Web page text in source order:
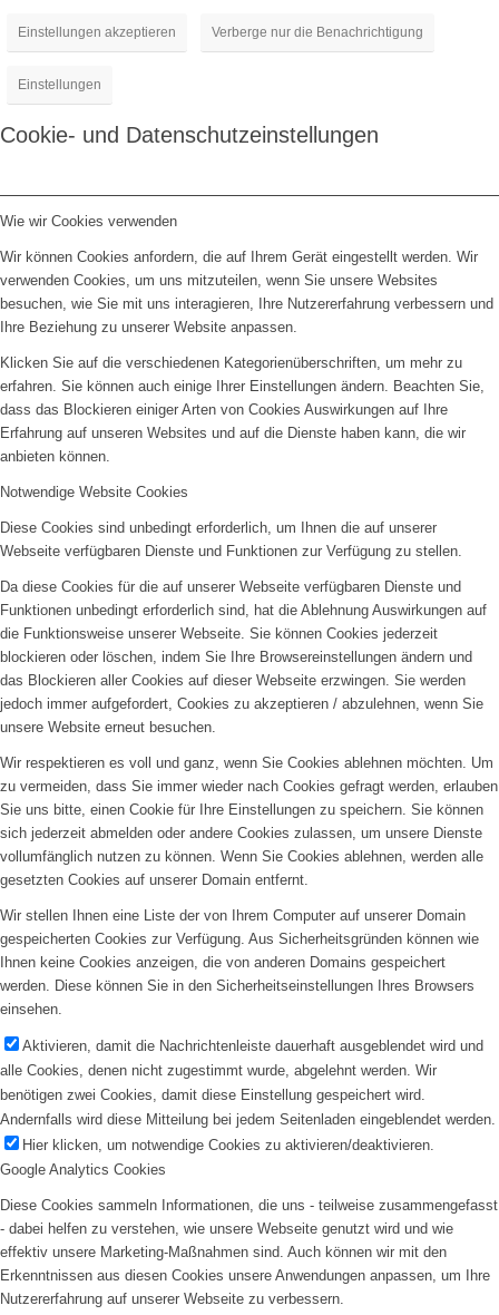
Einstellungen akzeptieren Verberge nur die Benachrichtigung
Einstellungen
Cookie- und Datenschutzeinstellungen
Wie wir Cookies verwenden
Wir können Cookies anfordern, die auf Ihrem Gerät eingestellt werden. Wir
verwenden Cookies, um uns mitzuteilen, wenn Sie unsere Websites
besuchen, wie Sie mit uns interagieren, Ihre Nutzererfahrung verbessern und
Ihre Beziehung zu unserer Website anpassen.
Klicken Sie auf die verschiedenen Kategorienüberschriften, um mehr zu
erfahren. Sie können auch einige Ihrer Einstellungen ändern. Beachten Sie,
dass das Blockieren einiger Arten von Cookies Auswirkungen auf Ihre
Erfahrung auf unseren Websites und auf die Dienste haben kann, die wir
anbieten können.
Notwendige Website Cookies
Diese Cookies sind unbedingt erforderlich, um Ihnen die auf unserer
Webseite verfügbaren Dienste und Funktionen zur Verfügung zu stellen.
Da diese Cookies für die auf unserer Webseite verfügbaren Dienste und
Funktionen unbedingt erforderlich sind, hat die Ablehnung Auswirkungen auf
die Funktionsweise unserer Webseite. Sie können Cookies jederzeit
blockieren oder löschen, indem Sie Ihre Browsereinstellungen ändern und
das Blockieren aller Cookies auf dieser Webseite erzwingen. Sie werden
jedoch immer aufgefordert, Cookies zu akzeptieren / abzulehnen, wenn Sie
unsere Website erneut besuchen.
Wir respektieren es voll und ganz, wenn Sie Cookies ablehnen möchten. Um
zu vermeiden, dass Sie immer wieder nach Cookies gefragt werden, erlauben
Sie uns bitte, einen Cookie für Ihre Einstellungen zu speichern. Sie können
sich jederzeit abmelden oder andere Cookies zulassen, um unsere Dienste
vollumfänglich nutzen zu können. Wenn Sie Cookies ablehnen, werden alle
gesetzten Cookies auf unserer Domain entfernt.
Wir stellen Ihnen eine Liste der von Ihrem Computer auf unserer Domain
gespeicherten Cookies zur Verfügung. Aus Sicherheitsgründen können wie
Ihnen keine Cookies anzeigen, die von anderen Domains gespeichert
werden. Diese können Sie in den Sicherheitseinstellungen Ihres Browsers
einsehen.
Aktivieren, damit die Nachrichtenleiste dauerhaft ausgeblendet wird und
alle Cookies, denen nicht zugestimmt wurde, abgelehnt werden. Wir
benötigen zwei Cookies, damit diese Einstellung gespeichert wird.
Andernfalls wird diese Mitteilung bei jedem Seitenladen eingeblendet werden.
Hier klicken, um notwendige Cookies zu aktivieren/deaktivieren.
Google Analytics Cookies
Diese Cookies sammeln Informationen, die uns - teilweise zusammengefasst
- dabei helfen zu verstehen, wie unsere Webseite genutzt wird und wie
effektiv unsere Marketing-Maßnahmen sind. Auch können wir mit den
Erkenntnissen aus diesen Cookies unsere Anwendungen anpassen, um Ihre
Nutzererfahrung auf unserer Webseite zu verbessern.